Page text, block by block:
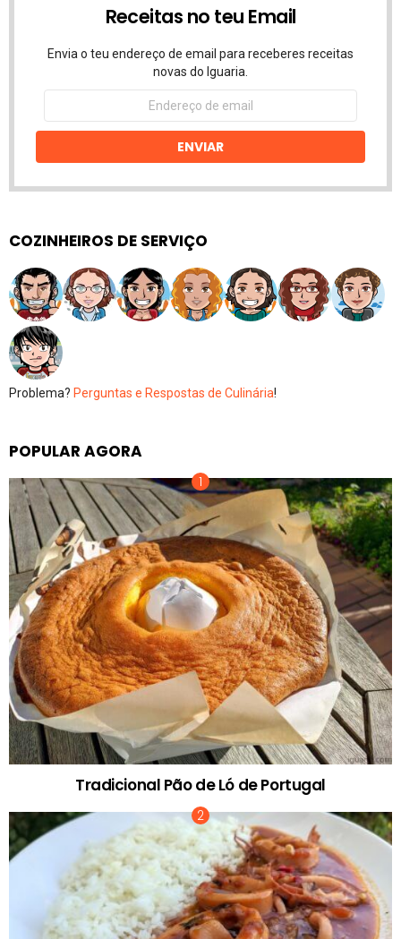
Receitas no teu Email
Envia o teu endereço de email para receberes receitas
novas do Iguaria.
Endereço
email
ENVIAR
COZINHEIROS DE SERVIÇO
Problema? Perguntas e Respostas de Culinária!
POPULAR AGORA
Tradicional Pão de Ló de Portugal